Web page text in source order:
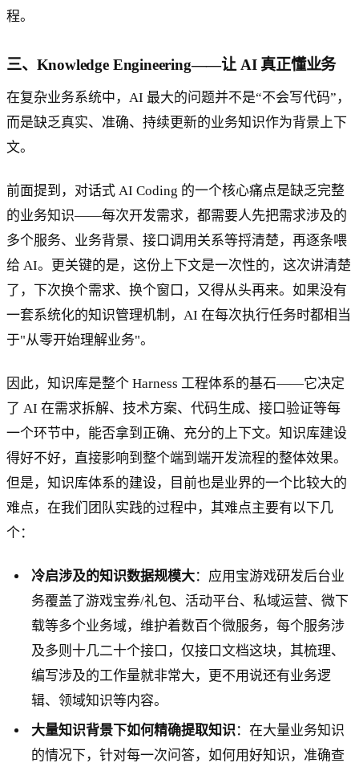
程。
三、Knowledge Engineering——让 AI 真正懂业务
在复杂业务系统中，AI 最大的问题并不是“不会写代码”，
而是缺乏真实、准确、持续更新的业务知识作为背景上下
文。
前面提到，对话式 AI Coding 的一个核心痛点是缺乏完整
的业务知识——每次开发需求，都需要人先把需求涉及的
多个服务、业务背景、接口调用关系等捋清楚，再逐条喂
给 AI。更关键的是，这份上下文是一次性的，这次讲清楚
了，下次换个需求、换个窗口，又得从头再来。如果没有
一套系统化的知识管理机制，AI 在每次执行任务时都相当
于"从零开始理解业务"。
因此，知识库是整个 Harness 工程体系的基石——它决定
了 AI 在需求拆解、技术方案、代码生成、接口验证等每
一个环节中，能否拿到正确、充分的上下文。知识库建设
得好不好，直接影响到整个端到端开发流程的整体效果。
但是，知识库体系的建设，目前也是业界的一个比较大的
难点，在我们团队实践的过程中，其难点主要有以下几
个：
冷启涉及的知识数据规模大：应用宝游戏研发后台业
务覆盖了游戏宝券/礼包、活动平台、私域运营、微下
载等多个业务域，维护着数百个微服务，每个服务涉
及多则十几二十个接口，仅接口文档这块，其梳理、
编写涉及的工作量就非常大，更不用说还有业务逻
辑、领域知识等内容。
大量知识背景下如何精确提取知识 ：在大量业务知识
的情况下，针对每一次问答，如何用好知识，准确查